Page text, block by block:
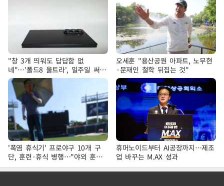
"창 3개 띄워도 답답함 없
네"…'폴드8 울트라', 일주일 써보
니
오세훈 "용산공원 아파트, 노무현
·문재인 철학 뒤집는 것"
'폭염 휴식기' 프로야구 10개 구
단, 훈련·휴식 병행…"야외 훈련
해도 안전 최우선"
휴머노이드부터 AI공장까지…제조
업 바꾸는 M.AX 성과